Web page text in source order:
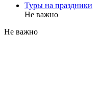
Туры на праздники
Не важно
Не важно